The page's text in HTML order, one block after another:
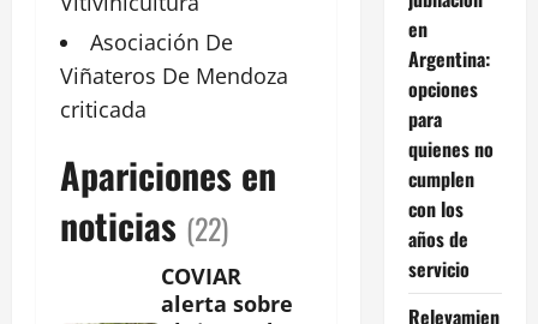
Asociación De
Viñateros De Mendoza
criticada
Apariciones en
noticias (22)
COVIAR
alerta sobre
en
Argentina:
opciones
para
quienes no
cumplen
con los
años de
servicio
Relevamien